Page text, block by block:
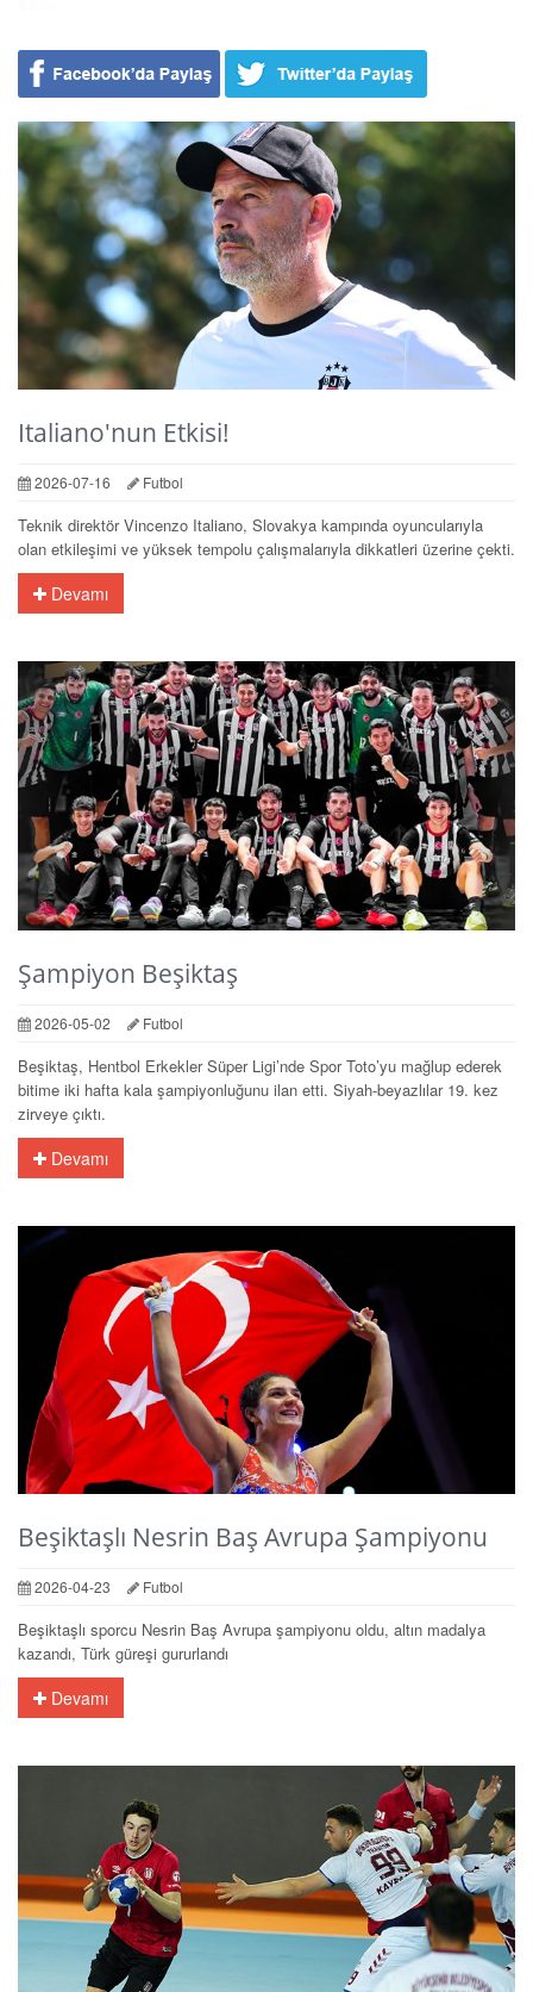
Italiano'nun Etkisi!
2026-07-16 Futbol
Teknik direktör Vincenzo Italiano, Slovakya kampında oyuncularıyla
olan etkileşimi ve yüksek tempolu çalışmalarıyla dikkatleri üzerine çekti.
Devamı
Şampiyon Beşiktaş
2026-05-02 Futbol
Beşiktaş, Hentbol Erkekler Süper Ligi’nde Spor Toto’yu mağlup ederek
bitime iki hafta kala şampiyonluğunu ilan etti. Siyah-beyazlılar 19. kez
zirveye çıktı.
Devamı
Beşiktaşlı Nesrin Baş Avrupa Şampiyonu
2026-04-23 Futbol
Beşiktaşlı sporcu Nesrin Baş Avrupa şampiyonu oldu, altın madalya
kazandı, Türk güreşi gururlandı
Devamı